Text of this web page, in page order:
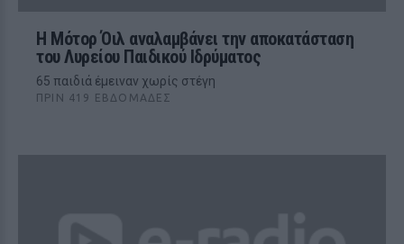
Η Μότορ Όιλ αναλαμβάνει την αποκατάσταση
του Λυρείου Παιδικού Ιδρύματος
65 παιδιά έμειναν χωρίς στέγη
ΠΡΙΝ 419 ΕΒΔΟΜΆΔΕΣ